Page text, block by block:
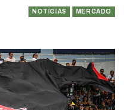
NOTÍCIAS MERCADO